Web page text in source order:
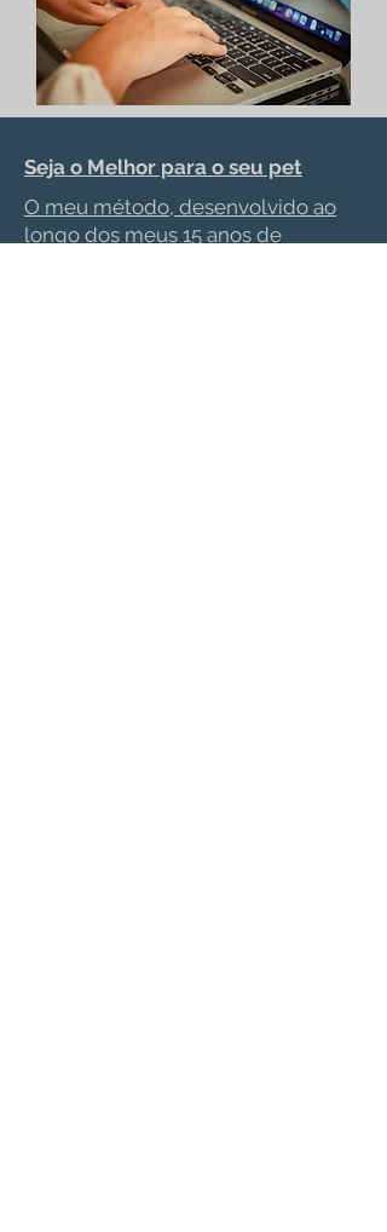
Seja o Melhor para o seu pet
O meu método, desenvolvido ao
longo dos meus 15 anos de